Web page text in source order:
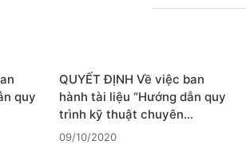
quy
QUYẾT ĐỊNH Về việc ban
hành tài liệu “Hướng dẫn quy
trình kỹ thuật chuyên…
09/10/2020